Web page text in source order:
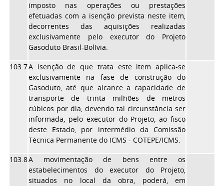
imposto nas operações ou prestações
efetuadas com a isenção prevista neste item,
decorrentes das aquisições realizadas
exclusivamente pelo executor do Projeto
Gasoduto Brasil-Bolívia.
103.7A isenção de que trata este item aplica-se
exclusivamente na fase de construção do
Gasoduto, até que alcance a capacidade de
transporte de trinta milhões de metros
cúbicos por dia, devendo tal circunstância ser
informada, pelo executor do Projeto, ao fisco
deste Estado, por intermédio da Comissão
Técnica Permanente do ICMS - COTEPE/ICMS.
103.8A movimentação de bens entre os
estabelecimentos do executor do Projeto,
situados no local da obra, poderá, em